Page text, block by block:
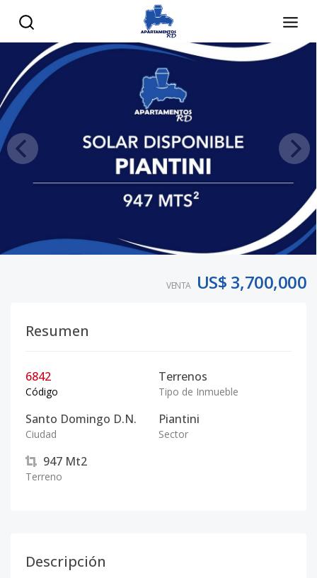
VENTA US$ 3,700,000
Resumen
6842
Código
Terrenos
Tipo de Inmueble
Santo Domingo D.N.
Ciudad
Piantini
Sector
947 Mt2
Terreno
Descripción